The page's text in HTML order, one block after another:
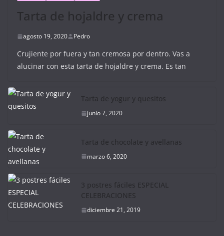
Tarta de hojaldre y crema
agosto 19, 2020 Pedro
Crujiente por fuera y tan cremosa por dentro. Vas a
alucinar con esta tarta de hojaldre y crema. Es tan
Tarta de yogur y quesitos
junio 7, 2020
Tarta de chocolate y avellanas
marzo 6, 2020
3 postres fáciles ESPECIAL
CELEBRACIONES
diciembre 21, 2019